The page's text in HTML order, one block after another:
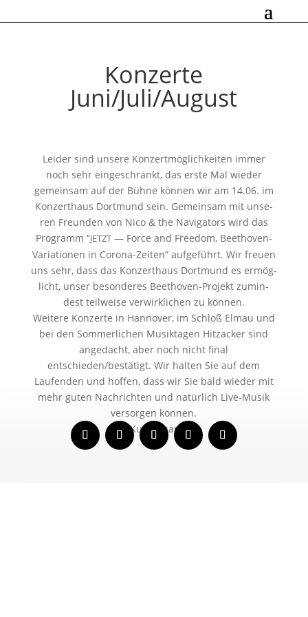
Konzerte
Juni/Juli/August
Leider sind unse­re Konzertmöglichkeiten immer
noch sehr ein­ge­schränkt, das ers­te Mal wie­der
gemein­sam auf der Bühne kön­nen wir am 14.06. im
Konzerthaus Dortmund sein. Gemeinsam mit unse­
ren Freunden von Nico &the Navigators wird das
Programm “JETZT— Force and Freedom, Beethoven-
Variationen in Corona-Zeiten” auf­ge­führt. Wir freu­en
uns sehr, dass das Konzerthaus Dortmund es ermög­
licht, unser beson­de­res Beethoven-Projekt zumin­
dest teil­wei­se ver­wirk­li­chen zu können.
Weitere Konzerte in Hannover, im Schloß Elmau und
bei den Sommerlichen Musiktagen Hitzacker sind
ange­dacht, aber noch nicht final
entschieden/bestätigt. Wir hal­ten Sie auf dem
Laufenden und hof­fen, dass wir Sie bald wie­der mit
mehr guten Nachrichten und natür­lich Live-Musik
ver­sor­gen können.
Ihr Kuss Quartett